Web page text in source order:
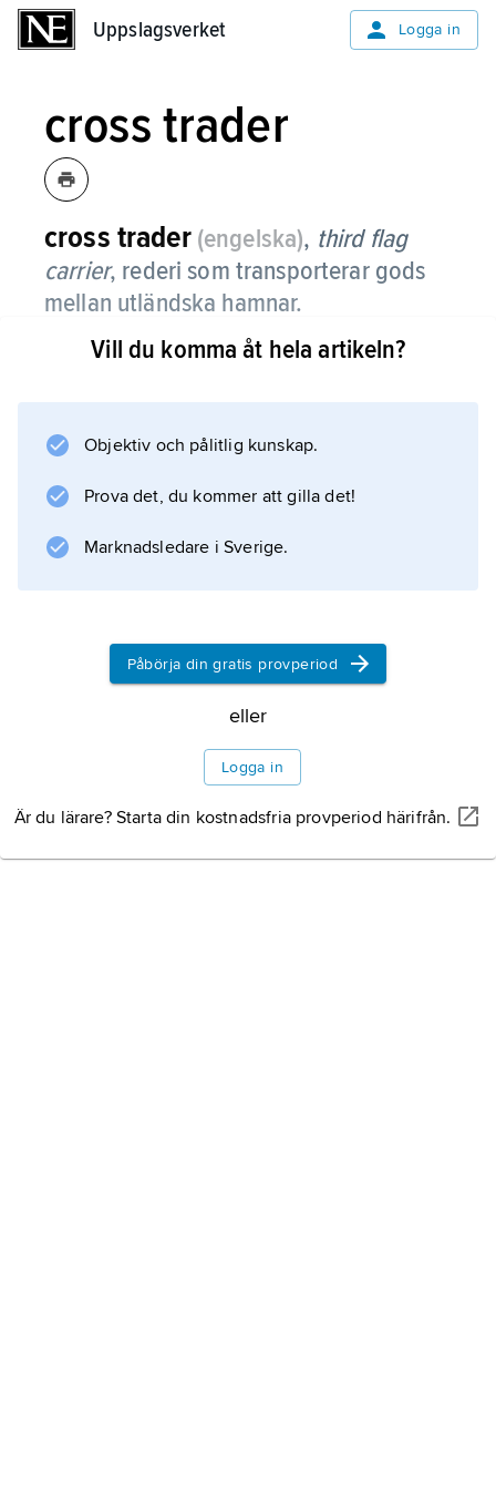
Uppslagsverket Logga in
cross trader
cross trader (engelska), third flag
carrier, rederi som transporterar gods
mellan utländska hamnar.
Cross traders ökar konkurrensen inom
traders från linjetrafik för att ge stabil
lönsamheten, se
linjekonferens
.
Information om artikeln
Vill du komma åt hela artikeln?
Objektiv och pålitlig kunskap.
Prova det, du kommer att gilla det!
Marknadsledare i Sverige.
Påbörja din gratis provperiod
eller
Logga in
Är du lärare? Starta din kostnadsfria provperiod härifrån.